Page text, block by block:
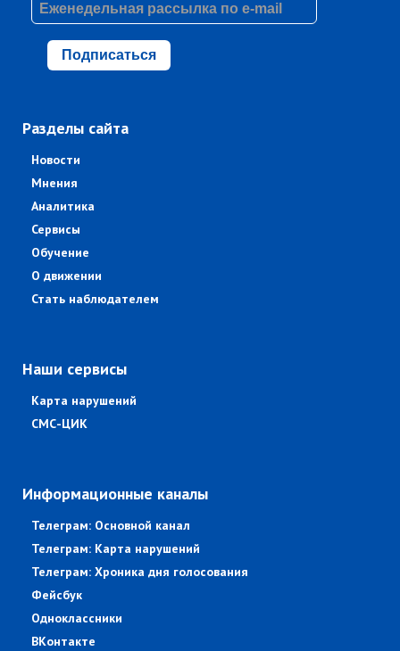
Подписаться
Разделы сайта
Новости
Мнения
Аналитика
Сервисы
Обучение
О движении
Стать наблюдателем
Наши сервисы
Карта нарушений
СМС-ЦИК
Информационные каналы
Телеграм: Основной канал
Телеграм: Карта нарушений
Телеграм: Хроника дня голосования
Фейсбук
Одноклассники
ВКонтакте